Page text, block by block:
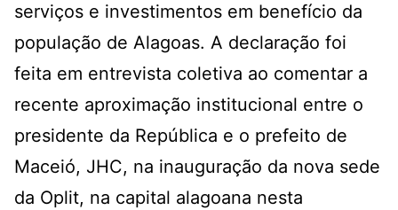
serviços e investimentos em benefício da
população de Alagoas. A declaração foi
feita em entrevista coletiva ao comentar a
recente aproximação institucional entre o
presidente da República e o prefeito de
Maceió, JHC, na inauguração da nova sede
da Oplit, na capital alagoana nesta